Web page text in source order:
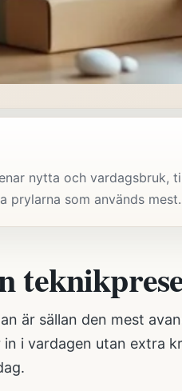
nytta och vardagsbruk,
prylarna som används mest.
är sällan den mest
i vardagen utan extra